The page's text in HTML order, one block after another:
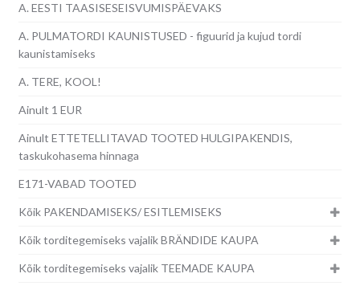
A. EESTI TAASISESEISVUMISPÄEVAKS
A. PULMATORDI KAUNISTUSED - figuurid ja kujud tordi
kaunistamiseks
A. TERE, KOOL!
Ainult 1 EUR
Ainult ETTETELLITAVAD TOOTED HULGIPAKENDIS,
taskukohasema hinnaga
E171-VABAD TOOTED
Kõik PAKENDAMISEKS/ ESITLEMISEKS
Kõik torditegemiseks vajalik BRÄNDIDE KAUPA
Kõik torditegemiseks vajalik TEEMADE KAUPA